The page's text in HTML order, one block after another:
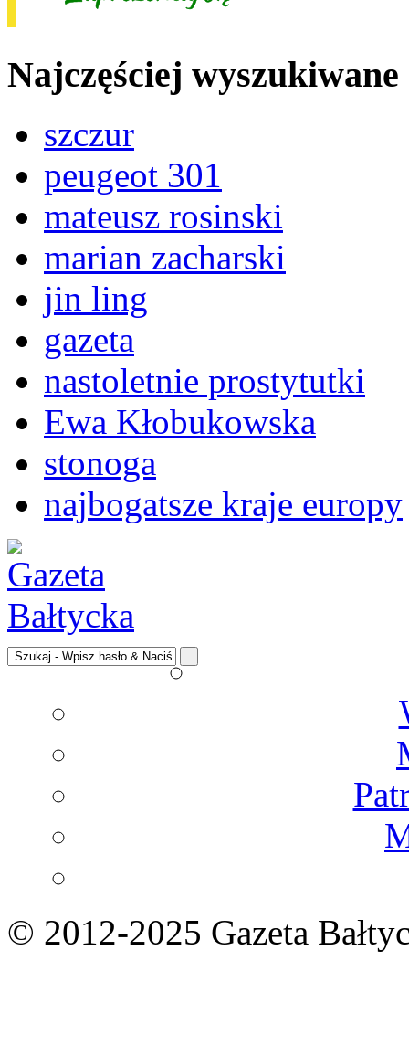
Najczęściej wyszukiwane
szczur
peugeot 301
mateusz rosinski
marian zacharski
jin ling
gazeta
nastoletnie prostytutki
Ewa Kłobukowska
stonoga
najbogatsze kraje europy
© 2012-2025 Gazeta